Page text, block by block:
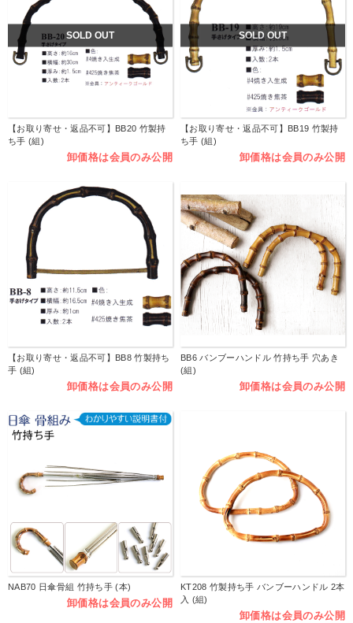
SOLD OUT
【お取り寄せ・返品不可】BB20 竹製持
ち手 (組)
卸価格は会員のみ公開
SOLD OUT
【お取り寄せ・返品不可】BB19 竹製持
ち手 (組)
卸価格は会員のみ公開
【お取り寄せ・返品不可】BB8 竹製持ち
手 (組)
卸価格は会員のみ公開
BB6 バンブーハンドル 竹持ち手 穴あき
(組)
卸価格は会員のみ公開
NAB70 日傘骨組 竹持ち手 (本)
卸価格は会員のみ公開
KT208 竹製持ち手 バンブーハンドル 2本
入 (組)
卸価格は会員のみ公開